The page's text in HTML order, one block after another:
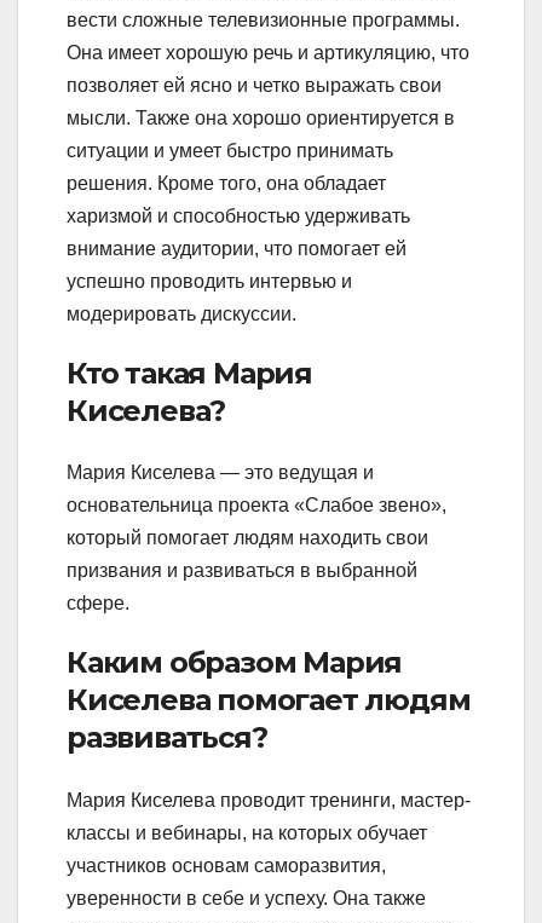
вести сложные телевизионные программы.
Она имеет хорошую речь и артикуляцию, что
позволяет ей ясно и четко выражать свои
мысли. Также она хорошо ориентируется в
ситуации и умеет быстро принимать
решения. Кроме того, она обладает
харизмой и способностью удерживать
внимание аудитории, что помогает ей
успешно проводить интервью и
модерировать дискуссии.
Кто такая Мария
Киселева?
Мария Киселева — это ведущая и
основательница проекта «Слабое звено»,
который помогает людям находить свои
призвания и развиваться в выбранной
сфере.
Каким образом Мария
Киселева помогает людям
развиваться?
Мария Киселева проводит тренинги, мастер-
классы и вебинары, на которых обучает
участников основам саморазвития,
уверенности в себе и успеху. Она также